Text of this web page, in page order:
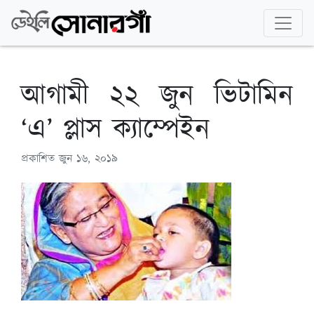
আগামী ২২ জুন ভিটামিন
‘এ’ প্লাস ক্যাম্পেইন
প্রকাশিতজুন ১৬, ২০১৯